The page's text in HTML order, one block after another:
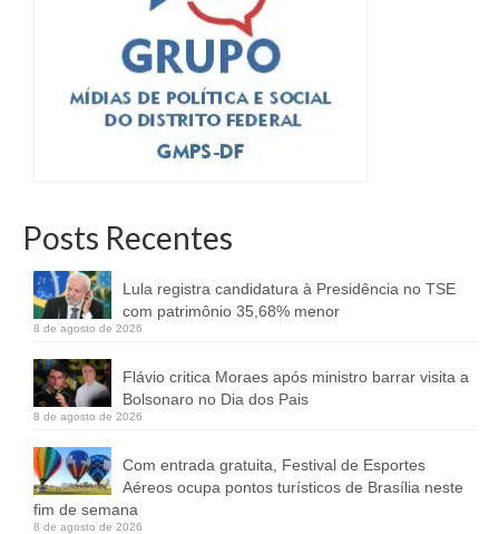
Posts Recentes
Lula registra candidatura à Presidência no TSE
com patrimônio 35,68% menor
8 de agosto de 2026
Flávio critica Moraes após ministro barrar visita a
Bolsonaro no Dia dos Pais
8 de agosto de 2026
Com entrada gratuita, Festival de Esportes
Aéreos ocupa pontos turísticos de Brasília neste
fim de semana
8 de agosto de 2026